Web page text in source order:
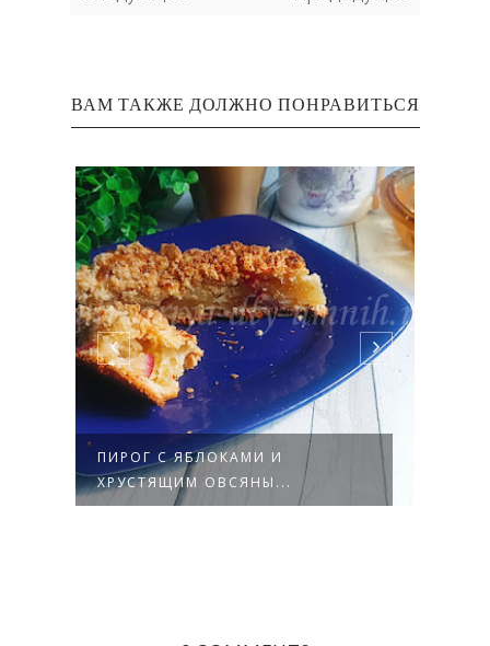
ВАМ ТАКЖЕ ДОЛЖНО ПОНРАВИТЬСЯ
ПИРОГ С ЯБЛОКАМИ И
ХРУСТЯЩИМ ОВСЯНЫ...